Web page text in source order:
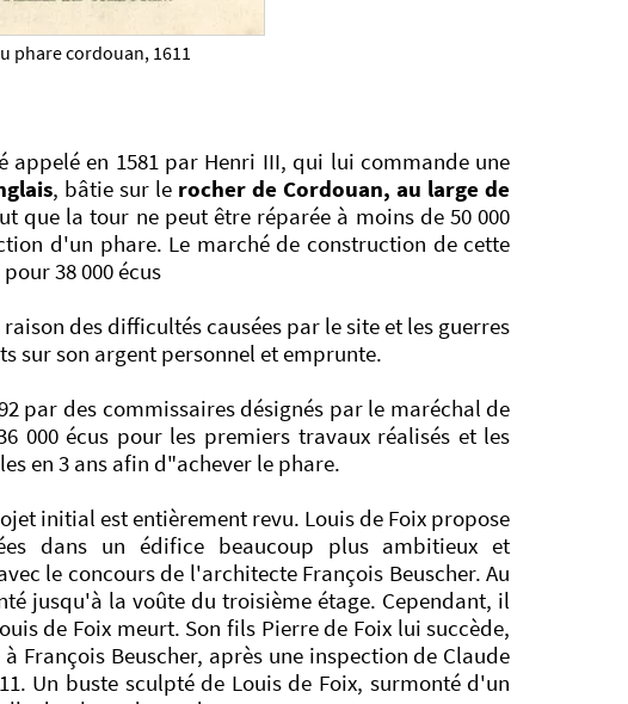
phare cordouan, 1611
appelé en 1581 par Henri III, qui lui commande une
, bâtie sur le rocher de Cordouan, au large de
que la tour ne peut être réparée à moins de 50 000
d'un phare. Le marché de construction de cette
38 000 écus
des difficultés causées par le site et les guerres
sur son argent personnel et emprunte.
par des commissaires désignés par le maréchal de
000 écus pour les premiers travaux réalisés et les
en 3 ans afin d"achever le phare.
initial est entièrement revu. Louis de Foix propose
dans un édifice beaucoup plus ambitieux et
le concours de l'architecte François Beuscher. Au
jusqu'à la voûte du troisième étage. Cependant, il
de Foix meurt. Son fils Pierre de Foix lui succède,
Beuscher, après une inspection de Claude
Un buste sculpté de Louis de Foix, surmonté d'un